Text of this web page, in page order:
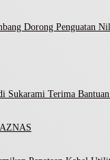
Dorong Penguatan
Sukarami Terima